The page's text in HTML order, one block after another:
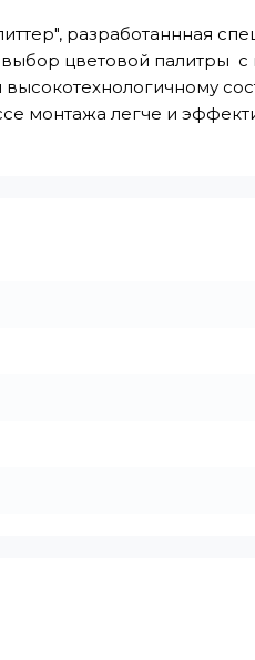
разработаннная
цветовой палитры
монтажа легче и